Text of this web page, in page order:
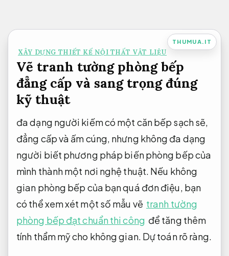
nội
dung
THUMUA.IT
XÂY DỰNG THIẾT KẾ NỘI THẤT VẬT LIỆU
Vẽ tranh tường phòng bếp
đẳng cấp và sang trọng đúng
kỹ thuật
đa dạng người kiếm có một căn bếp sạch sẽ,
đẳng cấp và ấm cúng, nhưng không đa dạng
người biết phương pháp biến phòng bếp của
mình thành một nơi nghệ thuật. Nếu không
gian phòng bếp của bạn quá đơn điệu, bạn
có thể xem xét một số mẫu vẽ tranh tường
phòng bếp đạt chuẩn thi công để tăng thêm
tính thẩm mỹ cho không gian. Dự toán rõ ràng.